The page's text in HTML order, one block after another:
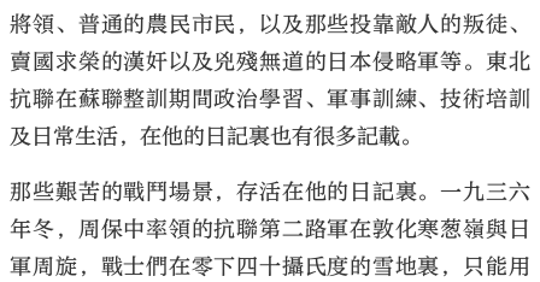
將領、普通的農民市民，以及那些投靠敵人的叛徒、
賣國求榮的漢奸以及兇殘無道的日本侵略軍等。東北
抗聯在蘇聯整訓期間政治學習、軍事訓練、技術培訓
及日常生活，在他的日記裏也有很多記載。
那些艱苦的戰鬥場景，存活在他的日記裏。一九三六
年冬，周保中率領的抗聯第二路軍在敦化寒葱嶺與日
軍周旋，戰士們在零下四十攝氏度的雪地裏，只能用